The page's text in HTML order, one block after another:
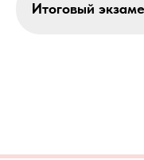
Итоговый